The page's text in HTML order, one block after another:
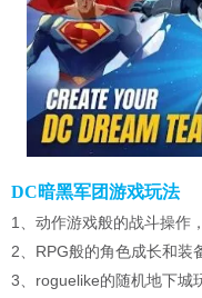
DC暗黑军团游戏玩法
1、动作游戏般的战斗操作
2、RPG般的角色成长和装
3、roguelike的随机地下城